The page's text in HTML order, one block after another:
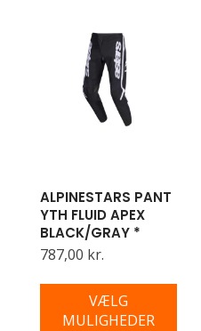
ALPINESTARS PANT
YTH FLUID APEX
BLACK/GRAY *
787,00 kr.
VÆLG
MULIGHEDER